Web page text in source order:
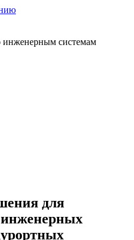
инженерным системам
для